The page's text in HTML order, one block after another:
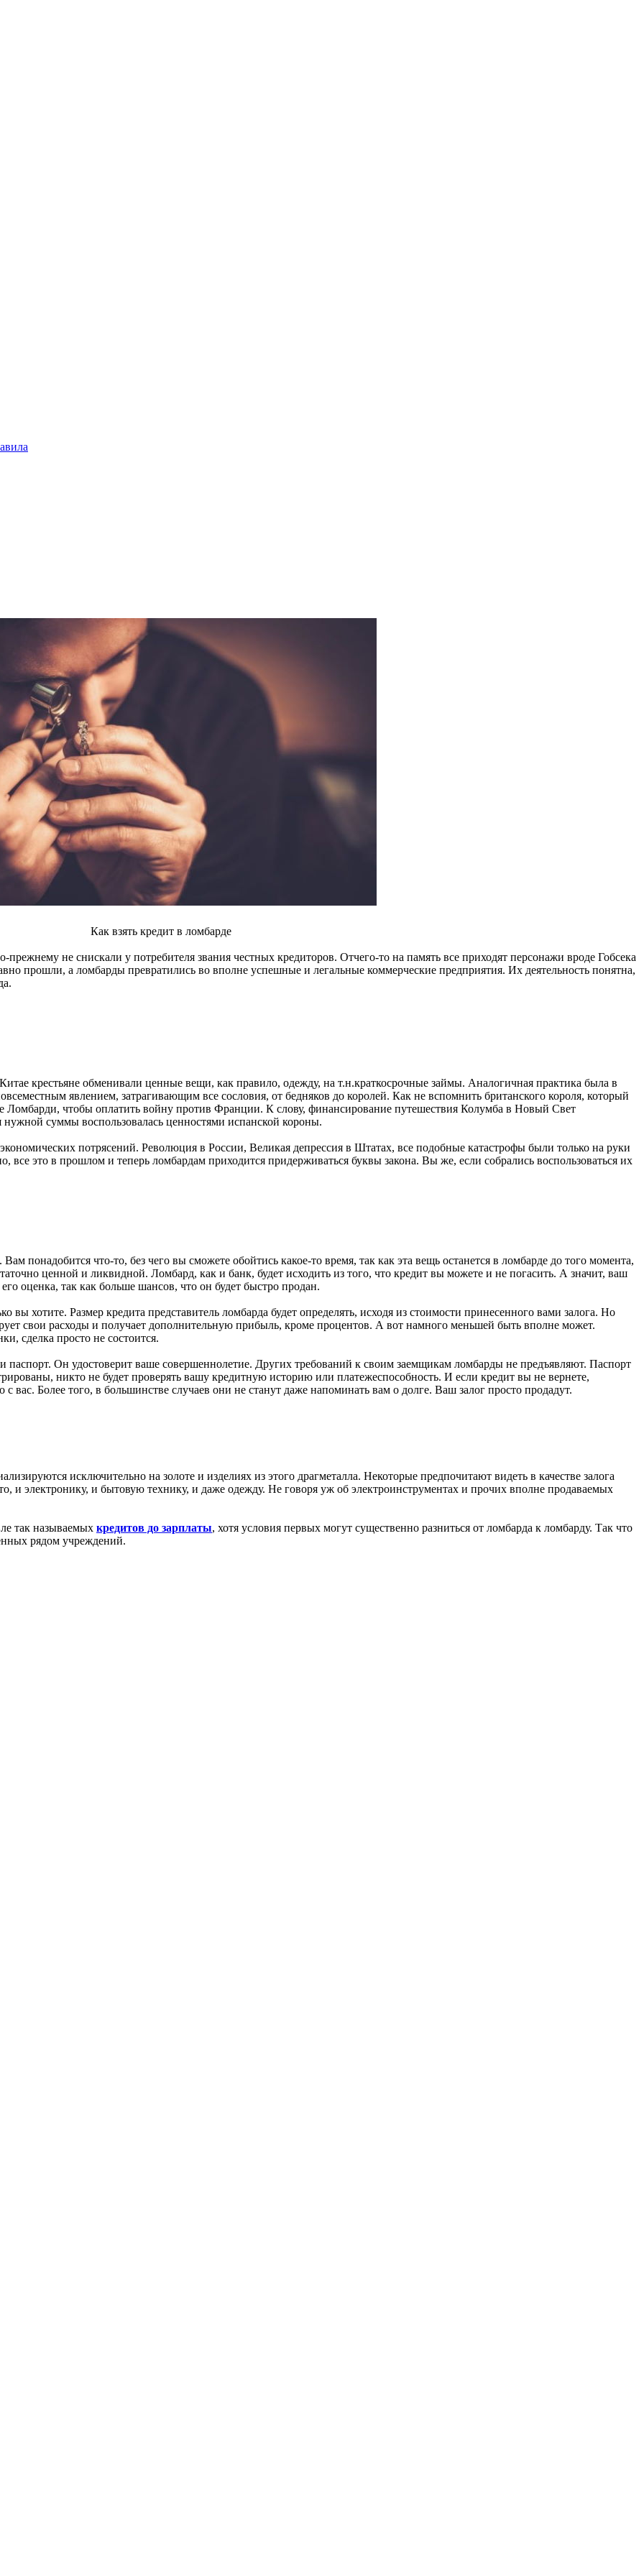
Как взять кредит в ломбарде
не снискали у потребителя звания честных кредиторов. Отчего-то на память все приходят персонажи вроде Гобсека
прошли, а ломбарды превратились во вполне успешные и легальные коммерческие предприятия. Их деятельность понятна,
крестьяне обменивали ценные вещи, как правило, одежду, на т.н.краткосрочные займы. Аналогичная практика была в
явлением, затрагивающим все сословия, от бедняков до королей. Как не вспомнить британского короля, который
Ломбарди, чтобы оплатить войну против Франции. К слову, финансирование путешествия Колумба в Новый Свет
суммы воспользовалась ценностями испанской короны.
потрясений. Революция в России, Великая депрессия в Штатах, все подобные катастрофы были только на руки
все это в прошлом и теперь ломбардам приходится придерживаться буквы закона. Вы же, если собрались воспользоваться их
понадобится что-то, без чего вы сможете обойтись какое-то время, так как эта вещь останется в ломбарде до того момента,
ценной и ликвидной. Ломбард, как и банк, будет исходить из того, что кредит вы можете и не погасить. А значит, ваш
оценка, так как больше шансов, что он будет быстро продан.
вы хотите. Размер кредита представитель ломбарда будет определять, исходя из стоимости принесенного вами залога. Но
свои расходы и получает дополнительную прибыль, кроме процентов. А вот намного меньшей быть вполне может.
сделка просто не состоится.
паспорт. Он удостоверит ваше совершеннолетие. Других требований к своим заемщикам ломбарды не предъявляют. Паспорт
никто не будет проверять вашу кредитную историю или платежеспособность. И если кредит вы не вернете,
с вас. Более того, в большинстве случаев они не станут даже напоминать вам о долге. Ваш залог просто продадут.
исключительно на золоте и изделиях из этого драгметалла. Некоторые предпочитают видеть в качестве залога
и электронику, и бытовую технику, и даже одежду. Не говоря уж об электроинструментах и прочих вполне продаваемых
так называемых кредитов до зарплаты, хотя условия первых могут существенно разниться от ломбарда к ломбарду. Так что
рядом учреждений.